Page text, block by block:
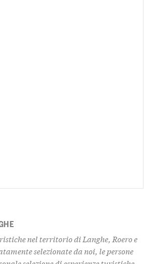
nel territorio di Langhe, Roero e
selezionate da noi, le persone